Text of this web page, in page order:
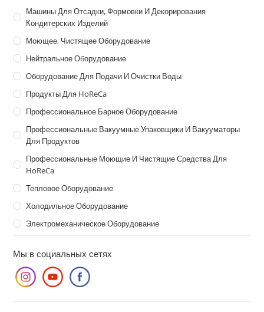
Машины Для Отсадки, Формовки И Декорирования
Кондитерских Изделий
Моющее, Чистящее Оборудование
Нейтральное Оборудование
Оборудование Для Подачи И Очистки Воды
Продукты Для HoReCa
Профессиональное Барное Оборудование
Профессиональные Вакуумные Упаковщики И Вакууматоры
Для Продуктов
Профессиональные Моющие И Чистящие Средства Для
HoReCa
Тепловое Оборудование
Холодильное Оборудование
Электромеханическое Оборудование
Мы в социальных сетях